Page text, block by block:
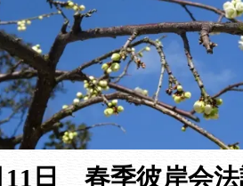
11日 春季彼岸会